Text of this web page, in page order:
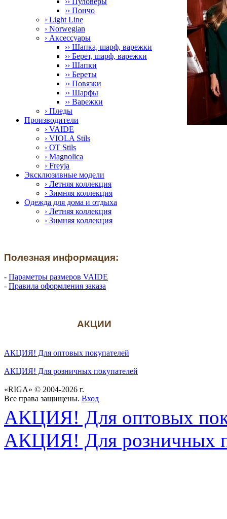
›› Пончо
› Light Line
› Norwegian
› Аксессуары
›› Шапка, шарф, варежки
›› Берет, шарф, варежки
›› Шапки
›› Береты
›› Повязки
›› Шарфы
›› Варежки
› Пледы
Производители
› VAIDE
› VIOLA Stils
› OT Stils
› Magnolica
› Freyja
Эксклюзивные модели
› Летняя коллекция
› Зимняя коллекция
Одежда для дома и отдыха
› Летняя коллекция
› Зимняя коллекция
Полезная информация:
- Параметры размеров VAIDE
- Правила оформления заказа
АКЦИИ
АКЦИЯ! Для оптовых покупателей
АКЦИЯ! Для розничных покупателей
«RIGA» © 2004-2026 г.
Все права защищены. Вход
АКЦИЯ! Для оптовых
АКЦИЯ! Для розничных